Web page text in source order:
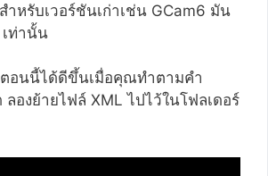
ำหรับเวอร์ชันเก่าเช่น GCam6 มัน
เท่านั้น
อนนี้ได้ดีขึ้นเมื่อคุณทำตามคำ
องย้ายไฟล์ XML ไปไว้ในโฟลเดอร์